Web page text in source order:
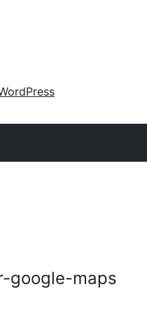
google-maps